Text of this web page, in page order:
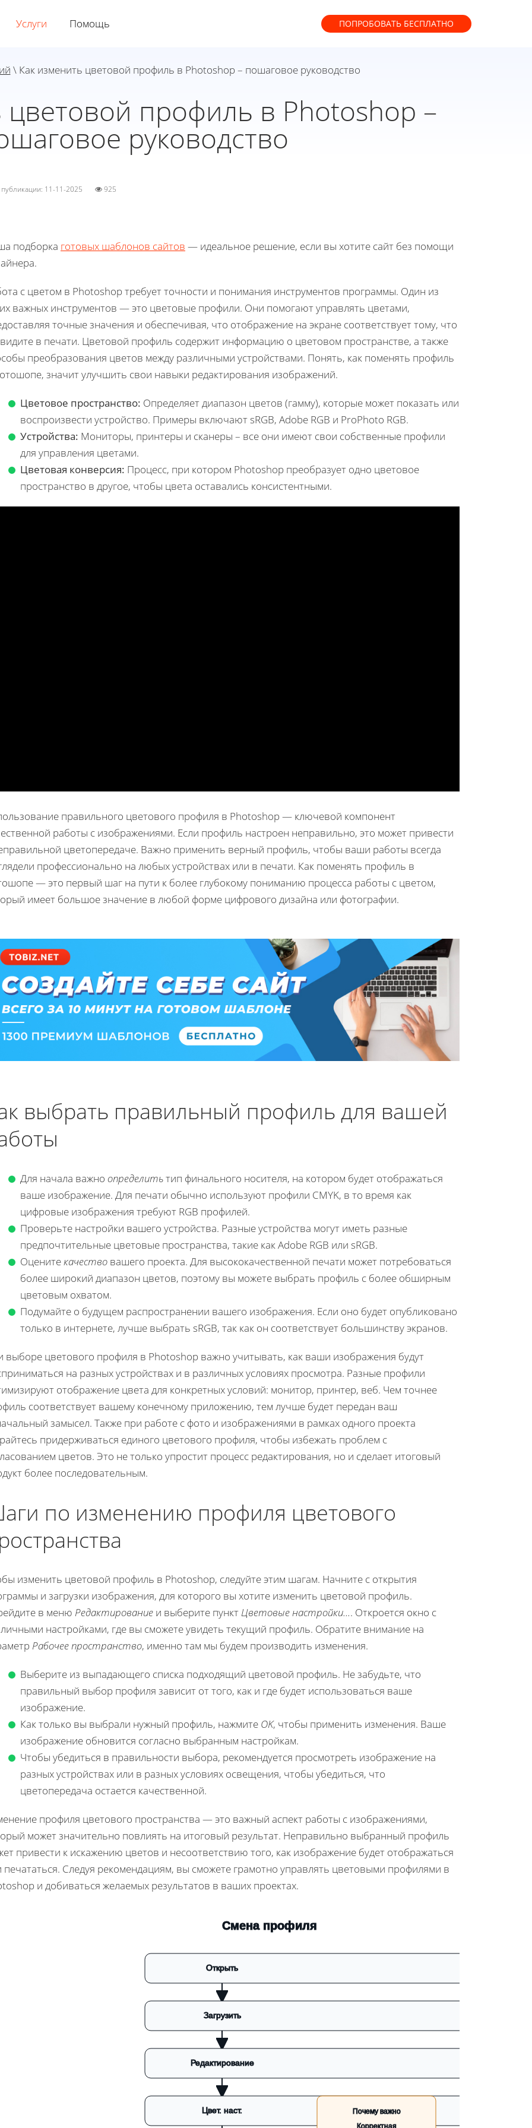
Услуги Помощь ПОПРОБОВАТЬ БЕСПЛАТНО
\ Как изменить цветовой профиль в Photoshop – пошаговое руководство
цветовой профиль в Photoshop –
руководство
публикации: 11-11-2025 925
подборка готовых шаблонов сайтов — идеальное решение, если вы хотите сайт без помощи
с цветом в Photoshop требует точности и понимания инструментов программы. Один из
важных инструментов — это цветовые профили. Они помогают управлять цветами,
точные значения и обеспечивая, что отображение на экране соответствует тому, что
в печати. Цветовой профиль содержит информацию о цветовом пространстве, а также
преобразования цветов между различными устройствами. Понять, как поменять профиль
значит улучшить свои навыки редактирования изображений.
Цветовое пространство: Определяет диапазон цветов (гамму), которые может показать или
воспроизвести устройство. Примеры включают sRGB, Adobe RGB и ProPhoto RGB.
Устройства: Мониторы, принтеры и сканеры – все они имеют свои собственные профили
для управления цветами.
Цветовая конверсия: Процесс, при котором Photoshop преобразует одно цветовое
пространство в другое, чтобы цвета оставались консистентными.
правильного цветового профиля в Photoshop — ключевой компонент
работы с изображениями. Если профиль настроен неправильно, это может привести
цветопередаче. Важно применить верный профиль, чтобы ваши работы всегда
профессионально на любых устройствах или в печати. Как поменять профиль в
— это первый шаг на пути к более глубокому пониманию процесса работы с цветом,
имеет большое значение в любой форме цифрового дизайна или фотографии.
выбрать правильный профиль для вашей
Для начала важно определитьтип финального носителя, на котором будет отображаться
ваше изображение. Для печати обычно используют профили CMYK, в то время как
цифровые изображения требуют RGB профилей.
Проверьте настройки вашего устройства. Разные устройства могут иметь разные
предпочтительные цветовые пространства, такие как Adobe RGB или sRGB.
Оценитекачество вашего проекта. Для высококачественной печати может потребоваться
более широкий диапазон цветов, поэтому вы можете выбрать профиль с более обширным
цветовым охватом.
Подумайте о будущем распространении вашего изображения. Если оно будет опубликовано
только в интернете, лучше выбрать sRGB, так как он соответствует большинству экранов.
выборе цветового профиля в Photoshop важно учитывать, как ваши изображения будут
на разных устройствах и в различных условиях просмотра. Разные профили
отображение цвета для конкретных условий: монитор, принтер, веб. Чем точнее
соответствует вашему конечному приложению, тем лучше будет передан ваш
замысел. Также при работе с фото и изображениями в рамках одного проекта
придерживаться единого цветового профиля, чтобы избежать проблем с
цветов. Это не только упростит процесс редактирования, но и сделает итоговый
более последовательным.
по изменению профиля цветового
изменить цветовой профиль в Photoshop, следуйте этим шагам. Начните с открытия
и загрузки изображения, для которого вы хотите изменить цветовой профиль.
в меню Редактирование и выберите пункт Цветовые настройки.... Откроется окно с
настройками, где вы сможете увидеть текущий профиль. Обратите внимание на
Рабочее пространство, именно там мы будем производить изменения.
Выберите из выпадающего списка подходящий цветовой профиль. Не забудьте, что
правильный выбор профиля зависит от того, как и где будет использоваться ваше
изображение.
Как только вы выбрали нужный профиль, нажмите OK, чтобы применить изменения. Ваше
изображение обновится согласно выбранным настройкам.
Чтобы убедиться в правильности выбора, рекомендуется просмотреть изображение на
разных устройствах или в разных условиях освещения, чтобы убедиться, что
цветопередача остается качественной.
профиля цветового пространства — это важный аспект работы с изображениями,
может значительно повлиять на итоговый результат. Неправильно выбранный профиль
привести к искажению цветов и несоответствию того, как изображение будет отображаться
печататься. Следуя рекомендациям, вы сможете грамотно управлять цветовыми профилями в
и добиваться желаемых результатов в ваших проектах.
Смена профиля
Открыть
Загрузить
Редактирование
Цвет. наст.
Почему важно